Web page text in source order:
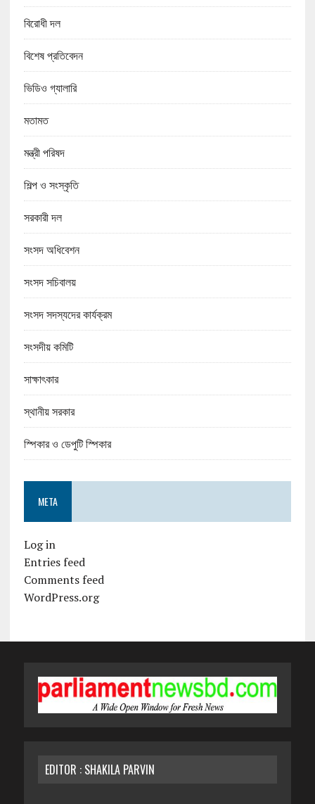
বিরোধী দল
বিশেষ প্রতিবেদন
ভিডিও গ্যালারি
মতামত
মন্ত্রী পরিষদ
শিল্প ও সংস্কৃতি
সরকারী দল
সংসদ অধিবেশন
সংসদ সচিবালয়
সংসদ সদস্যদের কার্যক্রম
সংসদীয় কমিটি
সাক্ষাৎকার
স্থানীয় সরকার
স্পিকার ও ডেপুটি স্পিকার
META
Log in
Entries feed
Comments feed
WordPress.org
EDITOR : SHAKILA PARVIN